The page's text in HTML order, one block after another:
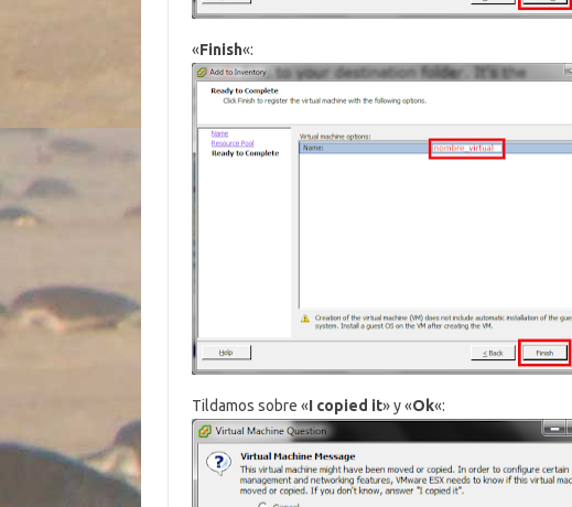
«Finish«:
Tildamos sobre «I copied it» y «Ok«: